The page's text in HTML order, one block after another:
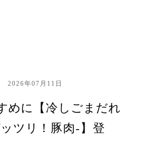
2026年07月11日
めに【冷しごまだれ
ツリ！豚肉-】登